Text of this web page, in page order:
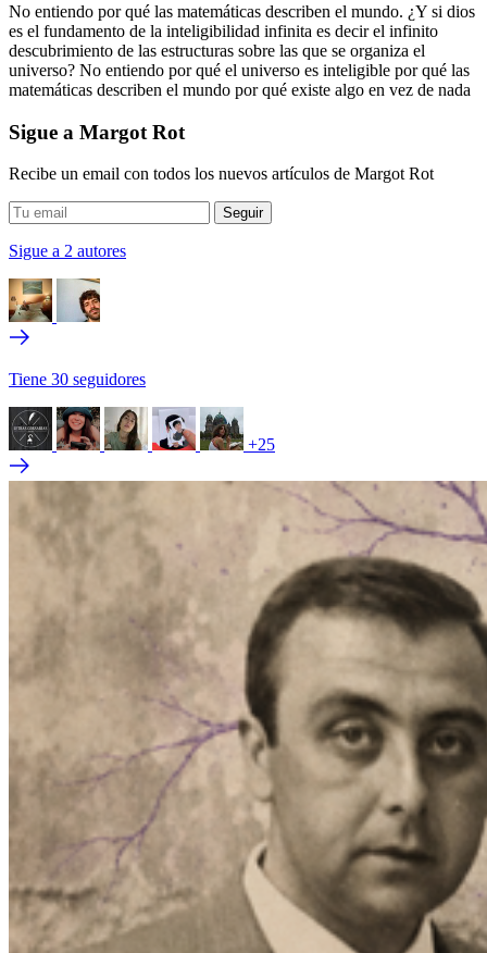
No entiendo por qué las matemáticas describen el mundo. ¿Y si dios
es el fundamento de la inteligibilidad infinita es decir el infinito
descubrimiento de las estructuras sobre las que se organiza el
universo? No entiendo por qué el universo es inteligible por qué las
matemáticas describen el mundo por qué existe algo en vez de nada
Sigue a Margot Rot
Recibe un email con todos los nuevos artículos de Margot Rot
Sigue a 2 autores
Tiene 30 seguidores
+25